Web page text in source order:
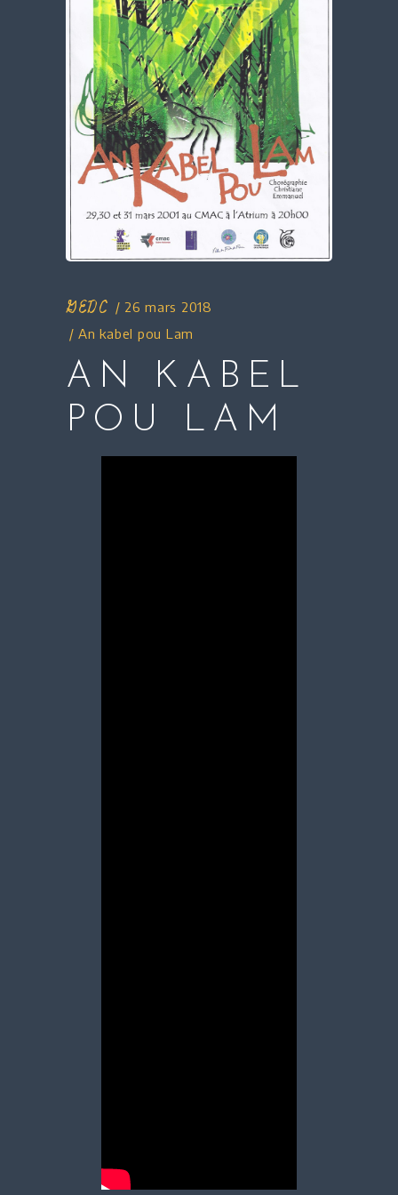
GEDC
26 mars 2018
An kabel pou Lam
AN KABEL
POU LAM